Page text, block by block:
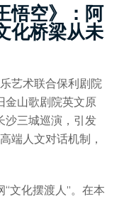
悟空》：阿
化桥梁从未
艺术联合保利剧院
金山歌剧院英文原
沙三城巡演，引发
端人文对话机制，
文化摆渡人”。在本